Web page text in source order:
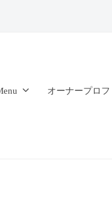
オーナープロ